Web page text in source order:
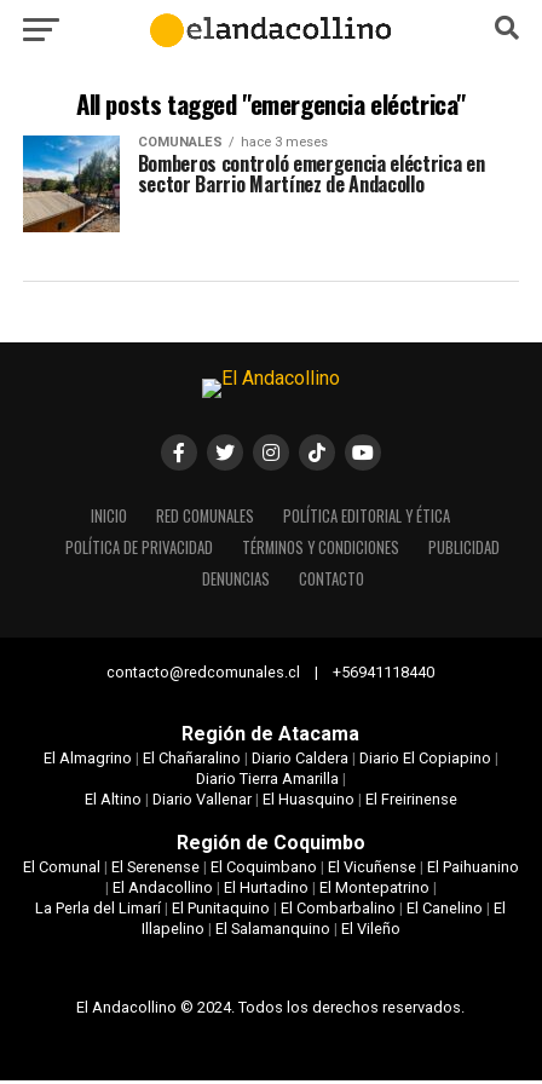
All posts tagged "emergencia eléctrica"
COMUNALES hace 3 meses
Bomberos controló emergencia eléctrica en
sector Barrio Martínez de Andacollo
INICIO RED COMUNALES
POLÍTICA EDITORIAL Y ÉTICA
POLÍTICA DE PRIVACIDAD
TÉRMINOS Y CONDICIONES
PUBLICIDAD
DENUNCIAS
CONTACTO
contacto@redcomunales.cl | +56941118440
Región de Atacama
El Almagrino | El Chañaralino | Diario Caldera| Diario El Copiapino |
Diario Tierra Amarilla|
El Altino | Diario Vallenar| El Huasquino | El Freirinense
Región de Coquimbo
El Comunal | El Serenense| El Coquimbano | El Vicuñense| El Paihuanino
| El Andacollino | El Hurtadino | El Montepatrino |
La Perla del Limarí|El Punitaquino |El Combarbalino |El Canelino |El
Illapelino | El Salamanquino | El Vileño
El Andacollino © 2024. Todos los derechos reservados.